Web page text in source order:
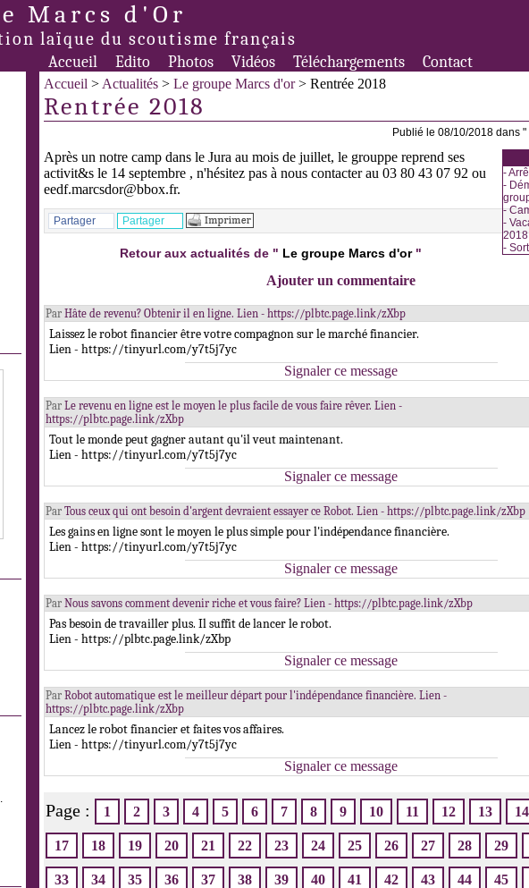
Marcs d'Or
laïque du scoutisme français
Accueil Edito Photos Vidéos Téléchargements Contact
Accueil > Actualités > Le groupe Marcs d'or> Rentrée 2018
Rentrée 2018
Publié le 08/10/2018 dans "
-
-
-
-
2018
-
Après un notre camp dans le Jura au mois de juillet, le grouppe reprend ses
activit&s le 14 septembre , n'hésitez pas à nous contacter au 03 80 43 07 92 ou
eedf.marcsdor@bbox.fr.
Partager Partager
Retour aux actualités de " Le groupe Marcs d'or"
Ajouter un commentaire
Par Hâte de revenu? Obtenir il en ligne. Lien - https://plbtc.page.link/zXbp
Laissez le robot financier être votre compagnon sur le marché financier.
Lien - https://tinyurl.com/y7t5j7yc
Signaler ce message
Par Le revenu en ligne est le moyen le plus facile de vous faire rêver. Lien -
https://plbtc.page.link/zXbp
Tout le monde peut gagner autant qu'il veut maintenant.
Lien - https://tinyurl.com/y7t5j7yc
Signaler ce message
Par Tous ceux qui ont besoin d'argent devraient essayer ce Robot. Lien - https://plbtc.page.link/zXbp
Les gains en ligne sont le moyen le plus simple pour l'indépendance financière.
Lien - https://tinyurl.com/y7t5j7yc
Signaler ce message
Par Nous savons comment devenir riche et vous faire? Lien - https://plbtc.page.link/zXbp
Pas besoin de travailler plus. Il suffit de lancer le robot.
Lien - https://plbtc.page.link/zXbp
Signaler ce message
Par Robot automatique est le meilleur départ pour l'indépendance financière. Lien -
https://plbtc.page.link/zXbp
Lancez le robot financier et faites vos affaires.
Lien - https://tinyurl.com/y7t5j7yc
Signaler ce message
Page : 1 2 3 4 5 6 7 8 9 10 11 12 13 14
17 18 19 20 21 22 23 24 25 26 27 28 29
33 34 35 36 37 38 39 40 41 42 43 44 45